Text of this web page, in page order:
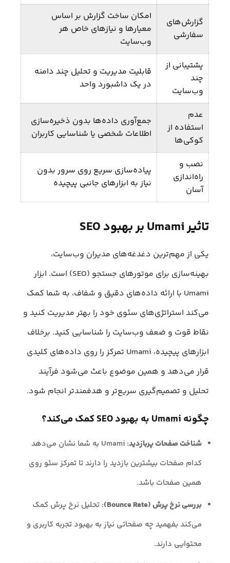
گزارش‌های
سفارشی
امکان ساخت گزارش بر اساس
معیارها و نیازهای خاص هر
وب‌سایت
پشتیبانی از
چند
وب‌سایت
قابلیت مدیریت و تحلیل چند دامنه
در یک داشبورد واحد
عدم
استفاده از
کوکی‌ها
جمع‌آوری داده‌ها بدون ذخیره‌سازی
اطلاعات شخصی یا شناسایی کاربران
نصب و
راه‌اندازی
آسان
پیاده‌سازی سریع روی سرور بدون
نیاز به ابزارهای جانبی پیچیده
تاثیر Umami بر بهبود SEO
یکی از مهم‌ترین دغدغه‌‌های مدیران وب‌سایت،
بهینه‌سازی برای موتورهای جستجو (SEO) است. ابزار
Umami با ارائه داده‌های دقیق و شفاف، به شما کمک
می‌کند استراتژی‌های سئوی خود را بهتر مدیریت کنید و
نقاط قوت و ضعف وب‌سایت را شناسایی کنید. برخلاف
ابزارهای پیچیده، Umami تمرکز را روی داده‌های کلیدی
قرار می‌دهد و همین موضوع باعث می‌شود فرآیند
تحلیل و تصمیم‌گیری سریع‌تر و هدفمندتر انجام شود.
چگونه Umami به بهبود SEO کمک می‌کند؟
شناخت صفحات پربازدید
: Umami به شما نشان می‌دهد
کدام صفحات بیشترین بازدید را دارند تا تمرکز سئو روی
همین صفحات باشد.
بررسی نرخ پرش (Bounce Rate)
: تحلیل نرخ پرش کمک
می‌کند بفهمید چه صفحاتی نیاز به بهبود تجربه کاربری و
محتوایی دارند.